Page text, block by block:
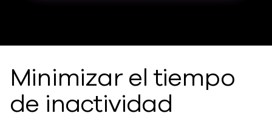
Minimizar el tiempo
de inactividad